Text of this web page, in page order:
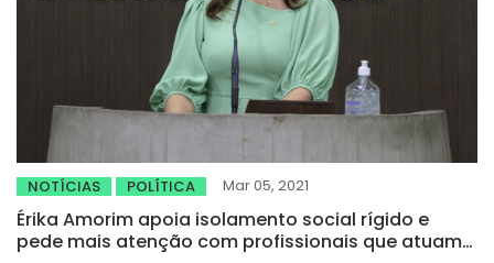
NOTÍCIAS POLÍTICA Mar 05, 2021
Érika Amorim apoia isolamento social rígido e
pede mais atenção com profissionais que atuam